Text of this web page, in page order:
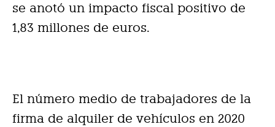
se anotó un impacto fiscal positivo de
1,83 millones de euros.
El número medio de trabajadores de la
firma de alquiler de vehículos en 2020